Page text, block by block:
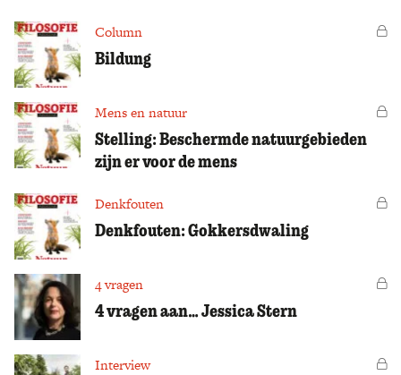
Column
Bildung
Mens en natuur
Stelling: Beschermde natuurgebieden
zijn er voor de mens
Denkfouten
Denkfouten: Gokkersdwaling
4 vragen
4 vragen aan… Jessica Stern
Interview